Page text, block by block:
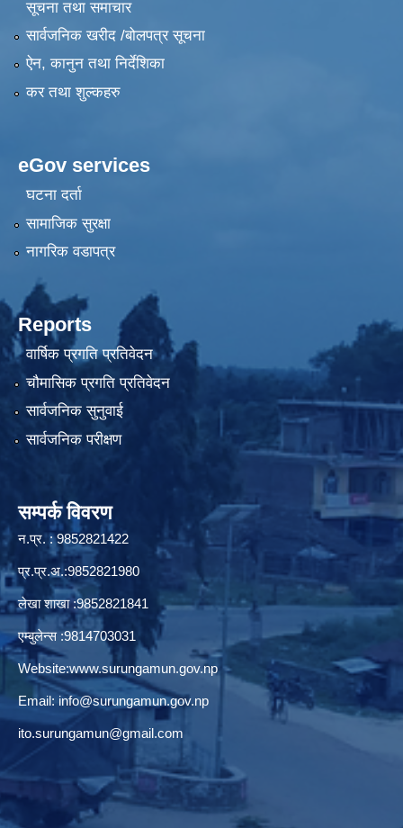
सूचना तथा समाचार
सार्वजनिक खरीद /बोलपत्र सूचना
ऐन, कानुन तथा निर्देशिका
कर तथा शुल्कहरु
eGov services
घटना दर्ता
सामाजिक सुरक्षा
नागरिक वडापत्र
Reports
वार्षिक प्रगति प्रतिवेदन
चौमासिक प्रगति प्रतिवेदन
सार्वजनिक सुनुवाई
सार्वजनिक परीक्षण
सम्पर्क विवरण
न.प्र. : 9852821422
प्र.प्र.अ.:9852821980
लेखा शाखा :9852821841
एम्बुलेन्स :9814703031
Website:www.surungamun.gov.np
Email: info@surungamun.gov.np
ito.surungamun@gmail.com